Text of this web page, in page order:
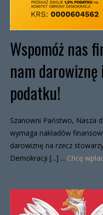
Wspomóż nas
nam
podatku!
Szanowni Państwo, Nasza
wymaga nakładów
darowiznę na rzecz
Demokracji [...] ... Chcę